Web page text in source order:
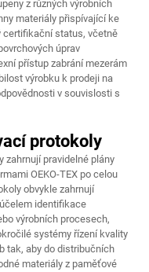
z různých výrobních
materiály přispívající ke
certifikační status, včetně
úprav
přístup zabrání mezerám
výrobku k prodeji na
v souvislosti s
protokoly
zahrnují pravidelné plány
OEKO-TEX po celou
obvykle zahrnují
identifikace
výrobních procesech,
systémy řízení kvality
tak, aby do distribučních
materiály z paměťové